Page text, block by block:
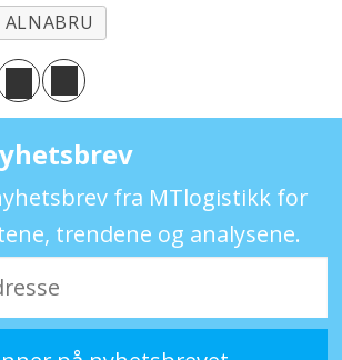
ALNABRU
fra MTlogistikk for
trendene og analysene.